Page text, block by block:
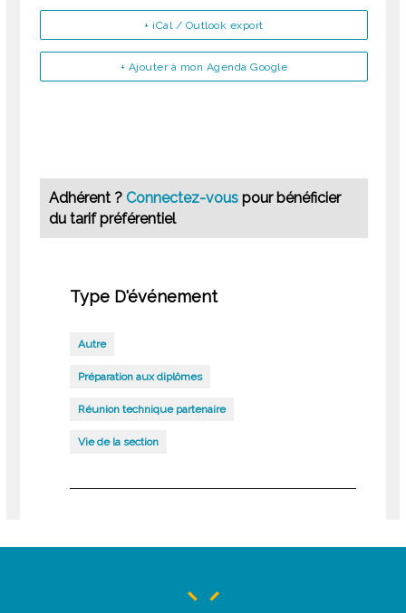
+ Ajouter à mon Agenda Google
+ iCal / Outlook export
Adhérent ?Connectez-vouspour bénéficier
du tarif préférentiel
Type D'événement
Autre
Préparation aux diplômes
Réunion technique partenaire
Vie de la section